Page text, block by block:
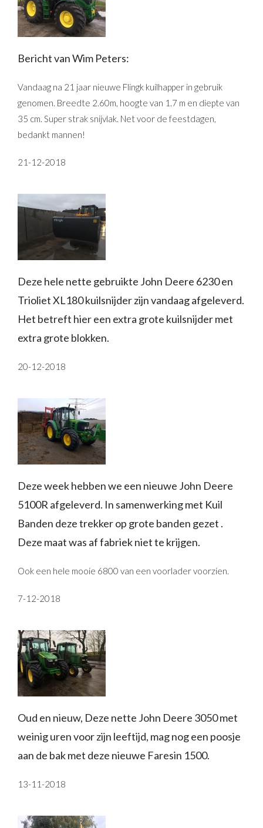
Bericht van Wim Peters:
Vandaag na 21 jaar nieuwe Flingk kuilhapper in gebruik
genomen. Breedte 2.60m, hoogte van 1.7 m en diepte van
35 cm. Super strak snijvlak. Net voor de feestdagen,
bedankt mannen!
21-12-2018
Deze hele nette gebruikte John Deere 6230 en
Trioliet XL180 kuilsnijder zijn vandaag afgeleverd.
Het betreft hier een extra grote kuilsnijder met
extra grote blokken.
20-12-2018
Deze week hebben we een nieuwe John Deere
5100R afgeleverd. In samenwerking met Kuil
Banden deze trekker op grote banden gezet .
Deze maat was af fabriek niet te krijgen.
Ook een hele mooie 6800 van een voorlader voorzien.
7-12-2018
Oud en nieuw, Deze nette John Deere 3050 met
weinig uren voor zijn leeftijd, mag nog een poosje
aan de bak met deze nieuwe Faresin 1500.
13-11-2018